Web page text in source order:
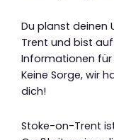
Du planst deinen
Trent und bist
Informationen für
Keine Sorge, wir
dich!
Stoke-on-Trent